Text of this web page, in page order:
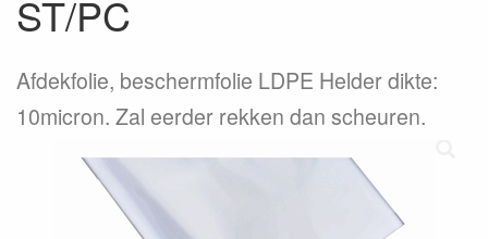
ST/PC
Afdekfolie, beschermfolie LDPE Helder dikte:
10micron. Zal eerder rekken dan scheuren.